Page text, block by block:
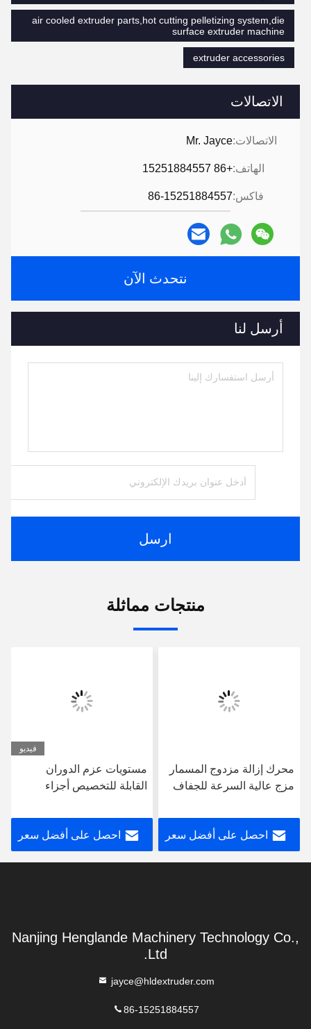
الاتصالات
الاتصالات:Mr. Jayce
الهاتف:+86 15251884557
فاكس:86-15251884557
نتحدث الآن
أرسل لنا
ارسل
air cooled extruder parts,hot cutting pelletizing system,die
surface extruder machine
extruder accessories
منتجات مماثلة
محرك إزالة مزدوج المسمار
مزج عالية السرعة للجفاف
احصل على أفضل سعر
فيديو
مستويات عزم الدوران
القابلة للتخصيص أجزاء
احصل على أفضل سعر
Nanjing Henglande Machinery Technology Co.,
Ltd.
jayce@hldextruder.com
86-15251884557